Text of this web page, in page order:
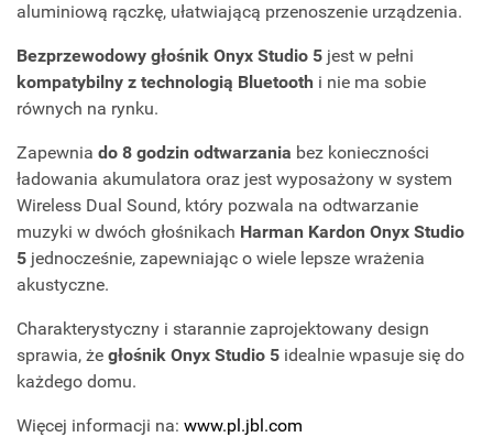
aluminiową rączkę, ułatwiającą przenoszenie urządzenia.
Bezprzewodowy głośnik Onyx Studio 5 jest w pełni
kompatybilny z technologią Bluetooth i nie ma sobie
równych na rynku.
Zapewnia do 8 godzin odtwarzania bez konieczności
ładowania akumulatora oraz jest wyposażony w system
Wireless Dual Sound, który pozwala na odtwarzanie
muzyki w dwóch głośnikach Harman Kardon Onyx Studio
5 jednocześnie, zapewniając o wiele lepsze wrażenia
akustyczne.
Charakterystyczny i starannie zaprojektowany design
sprawia, że głośnik Onyx Studio 5 idealnie wpasuje się do
każdego domu.
Więcej informacji na: www.pl.jbl.com